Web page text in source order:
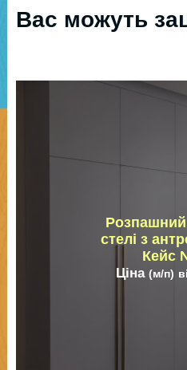
Вас можуть
стелі з
Кейс
Ціна (м/п)